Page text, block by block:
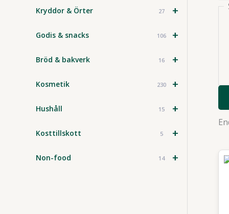
+
Kryddor & Örter 27
+
Godis & snacks 106
+
Bröd & bakverk 16
+
Kosmetik 230
+
Hushåll 15
+
Kosttillskott 5
+
Non-food 14